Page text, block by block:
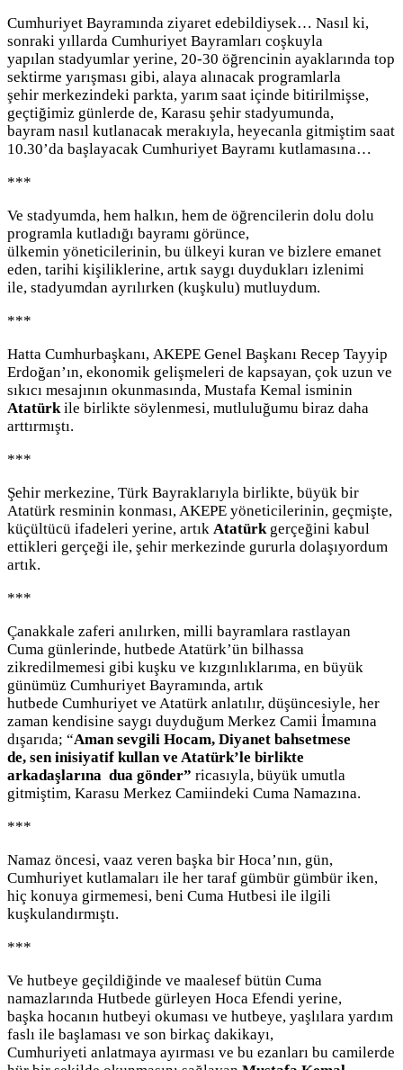
Cumhuriyet Bayramında ziyaret edebildiysek… Nasıl ki,
sonraki yıllarda Cumhuriyet Bayramları coşkuyla
yapılan stadyumlar yerine, 20-30 öğrencinin ayaklarında top
sektirme yarışması gibi, alaya alınacak programlarla
şehir merkezindeki parkta, yarım saat içinde bitirilmişse,
geçtiğimiz günlerde de, Karasu şehir stadyumunda,
bayram nasıl kutlanacak merakıyla, heyecanla gitmiştim saat
10.30’da başlayacak Cumhuriyet Bayramı kutlamasına…
***
Ve stadyumda, hem halkın, hem de öğrencilerin dolu dolu
programla kutladığı bayramı görünce,
ülkemin yöneticilerinin, bu ülkeyi kuran ve bizlere emanet
eden, tarihi kişiliklerine, artık saygı duydukları izlenimi
ile, stadyumdan ayrılırken (kuşkulu) mutluydum.
***
Hatta Cumhurbaşkanı, AKEPE Genel Başkanı Recep Tayyip
Erdoğan’ın, ekonomik gelişmeleri de kapsayan, çok uzun ve
sıkıcı mesajının okunmasında, Mustafa Kemal isminin
Atatürkile birlikte söylenmesi, mutluluğumu biraz daha
arttırmıştı.
***
Şehir merkezine, Türk Bayraklarıyla birlikte, büyük bir
Atatürk resminin konması, AKEPE yöneticilerinin, geçmişte,
küçültücü ifadeleri yerine, artık Atatürkgerçeğini kabul
ettikleri gerçeği ile, şehir merkezinde gururla dolaşıyordum
artık.
***
Çanakkale zaferi anılırken, milli bayramlara rastlayan
Cuma günlerinde, hutbede Atatürk’ün bilhassa
zikredilmemesi gibi kuşku ve kızgınlıklarıma, en büyük
günümüz Cumhuriyet Bayramında, artık
hutbede Cumhuriyet ve Atatürk anlatılır, düşüncesiyle, her
zaman kendisine saygı duyduğum Merkez Camii İmamına
dışarıda; “Aman sevgili Hocam, Diyanet bahsetmese
de, sen inisiyatif kullan ve Atatürk’le birlikte
arkadaşlarına dua gönder” ricasıyla, büyük umutla
gitmiştim, Karasu Merkez Camiindeki Cuma Namazına.
***
Namaz öncesi, vaaz veren başka bir Hoca’nın, gün,
Cumhuriyet kutlamaları ile her taraf gümbür gümbür iken,
hiç konuya girmemesi, beni Cuma Hutbesi ile ilgili
kuşkulandırmıştı.
***
Ve hutbeye geçildiğinde ve maalesef bütün Cuma
namazlarında Hutbede gürleyen Hoca Efendi yerine,
başka hocanın hutbeyi okuması ve hutbeye, yaşlılara yardım
faslı ile başlaması ve son birkaç dakikayı,
Cumhuriyeti anlatmaya ayırması ve bu ezanları bu camilerde